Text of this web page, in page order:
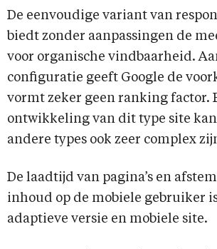
De eenvoudige variant van
biedt zonder aanpassingen de
voor organische vindbaarheid.
configuratie geeft Google de
vormt zeker geen ranking factor.
ontwikkeling van dit type site kan
andere types ook zeer complex
De laadtijd van pagina’s en
inhoud op de mobiele gebruiker
adaptieve versie en mobiele site.